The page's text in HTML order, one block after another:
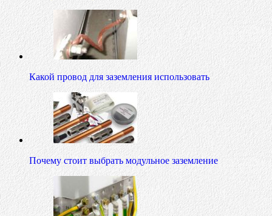
Какой провод для заземления использовать
Почему стоит выбрать модульное заземление